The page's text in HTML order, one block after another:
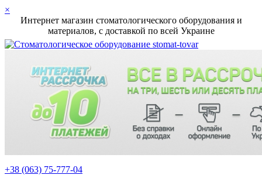
×
Интернет магазин стоматологического оборудования и
материалов, c доставкой по всей Украине
+38 (063) 75-777-04